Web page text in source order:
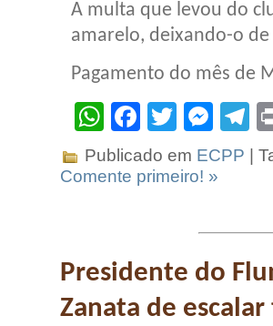
A multa que levou do
amarelo, deixando-o
Pagamento do mês de
WhatsApp
Facebook
Twitter
Publicado em ECPP |
Comente primeiro! »
Presidente do
Zanata de